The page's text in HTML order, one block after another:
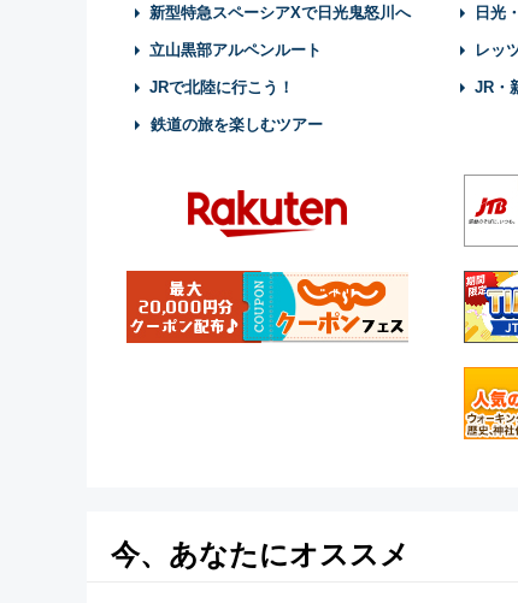
新型特急スペーシアXで日光鬼怒川へ 日光
立山黒部アルペンルート レッ
JRで北陸に行こう！ JR・
鉄道の旅を楽しむツアー
今、あなたにオススメ